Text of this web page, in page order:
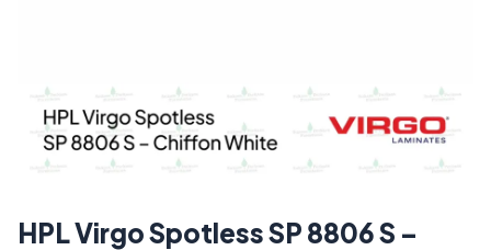
HPL Virgo Spotless SP 8806 S –